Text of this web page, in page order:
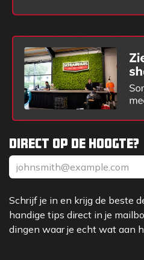
Direct op de hoogte?
Schrijf je in en krijg de beste
handige tips direct in je
dingen waar je echt wat aan